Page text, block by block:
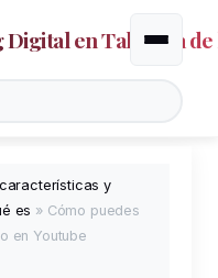
en Talavera de
Alternar
y
es » Cómo puedes
en Youtube